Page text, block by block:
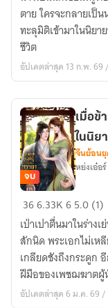
ข้า
จึง
ทะลุ
มิติ
เข้า
ใน
นิยาย
พร้อม
เจ้า
ก้อน
กลม
ตาย ใครจะกลายเป็
ทะลุมิติเข้ามาในนิย
ชีวิต
อัปเดตล่าสุด 13 ก.พ. 69
เมื่อ
ข้า
ทะลุ
มิติ
มา
เป็น
ภรรยา
จบ
เมื่อข้
ในนิย
จีนย้อน
หย่งเอ๋อร์
366.33K65.0 (1)
เป่าเปาตื่นมาในร่าง
สักนิด พระเอกไม่เห
เกลียดชังถึงกระดูก
ฝีมือของเพชฌฆาต
อัปเดตล่าสุด 6 ม.ค. 69 /